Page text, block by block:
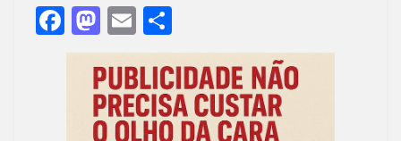
F
ac
M
as
to
d
E
m
ai
l
h
ar
e